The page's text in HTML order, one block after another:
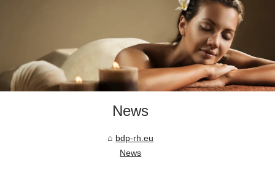
News
bdp-rh.eu
News